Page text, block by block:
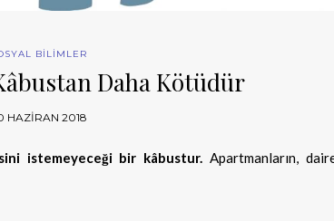
BİLİMLER
Daha Kötüdür
HAZIRAN 2018
istemeyeceği bir kâbustur.Apartmanların,